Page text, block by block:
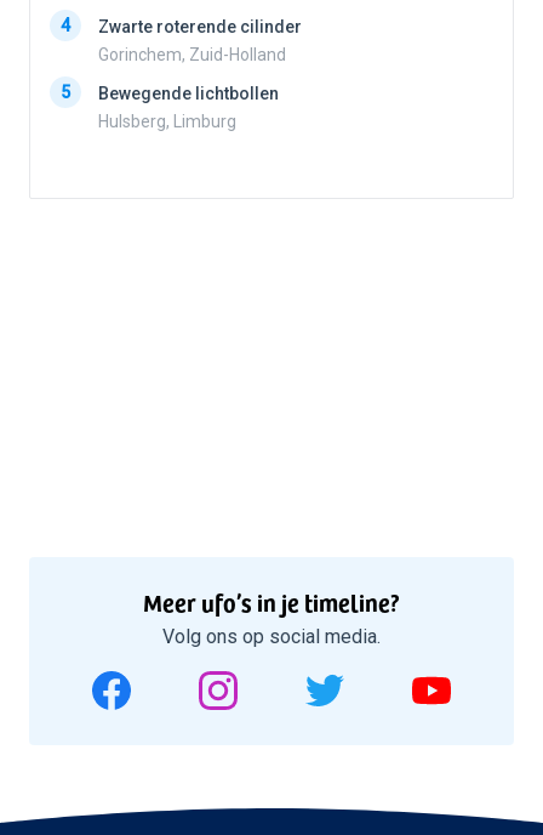
4
Zwarte roterende cilinder
Gorinchem, Zuid-Holland
5
Bewegende lichtbollen
Hulsberg, Limburg
Meer ufo’s in je timeline?
Volg ons op social media.